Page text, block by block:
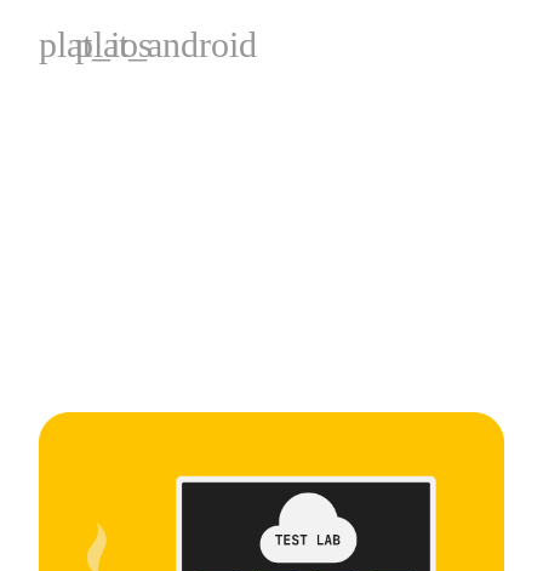
plat_ios
plat_android